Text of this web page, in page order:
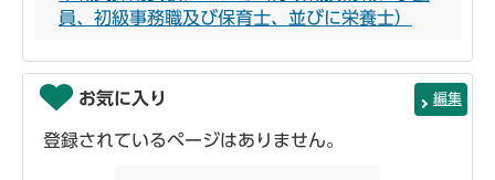
員、初級事務職及び保育士、並びに栄養士）
お気に入り 編集
登録されているページはありません。